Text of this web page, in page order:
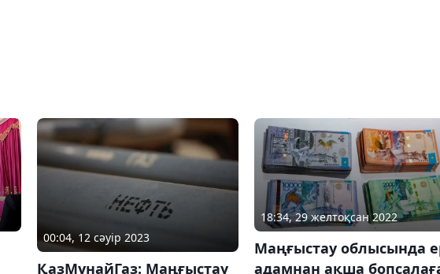
00:04, 12 сәуір 2023
ҚазМұнайГаз: Маңғыстау
18:34, 29 желтоқсан 2022
Маңғыстау облысында
адамнан ақша